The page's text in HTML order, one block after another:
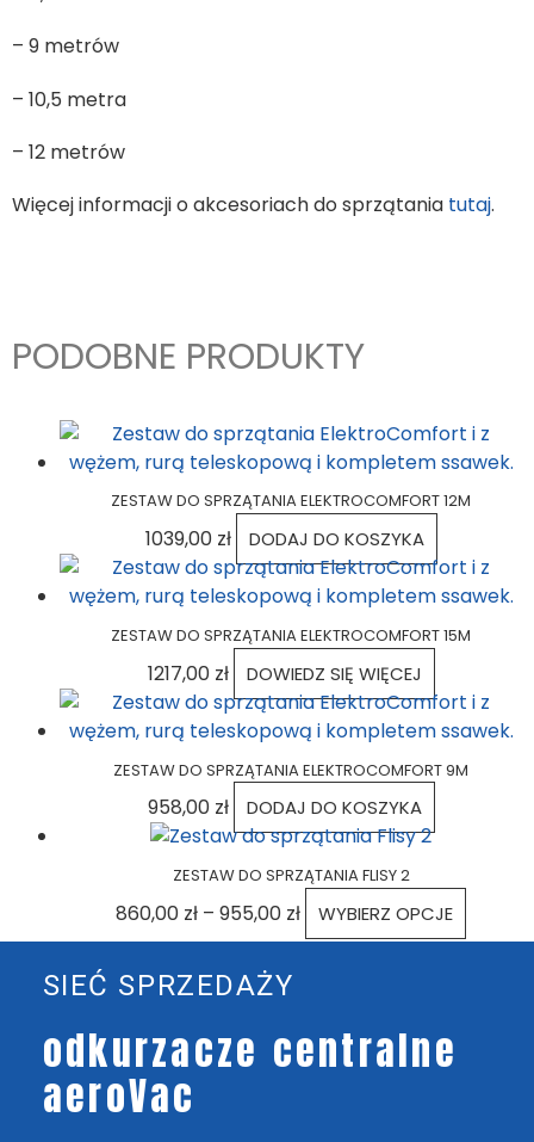
– 9 metrów
– 10,5 metra
– 12 metrów
Więcej informacji o akcesoriach do sprzątania tutaj.
PODOBNE PRODUKTY
ZESTAW DO SPRZĄTANIA ELEKTROCOMFORT 12M
1039,00 zł DODAJ DO KOSZYKA
ZESTAW DO SPRZĄTANIA ELEKTROCOMFORT 15M
1217,00 zł DOWIEDZ SIĘ WIĘCEJ
ZESTAW DO SPRZĄTANIA ELEKTROCOMFORT 9M
958,00 zł DODAJ DO KOSZYKA
ZESTAW DO SPRZĄTANIA FLISY 2
860,00 zł – 955,00 zł WYBIERZ OPCJE
SIEĆ SPRZEDAŻY
odkurzacze centralne
aeroVac